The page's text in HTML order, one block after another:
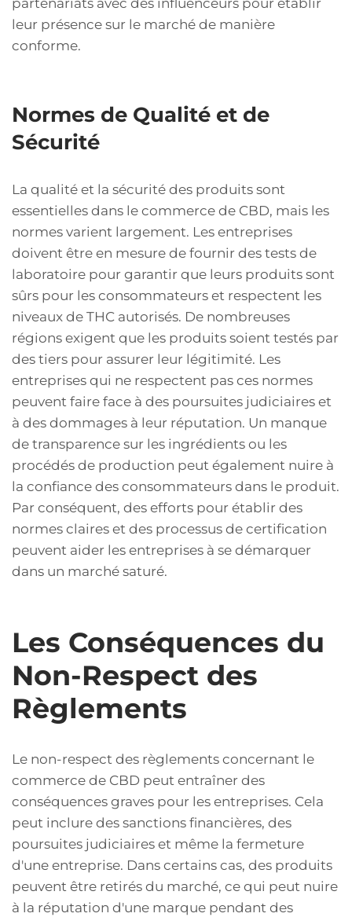
partenariats avec des influenceurs pour établir
leur présence sur le marché de manière
conforme.
Normes de Qualité et de
Sécurité
La qualité et la sécurité des produits sont
essentielles dans le commerce de CBD, mais les
normes varient largement. Les entreprises
doivent être en mesure de fournir des tests de
laboratoire pour garantir que leurs produits sont
sûrs pour les consommateurs et respectent les
niveaux de THC autorisés. De nombreuses
régions exigent que les produits soient testés par
des tiers pour assurer leur légitimité. Les
entreprises qui ne respectent pas ces normes
peuvent faire face à des poursuites judiciaires et
à des dommages à leur réputation. Un manque
de transparence sur les ingrédients ou les
procédés de production peut également nuire à
la confiance des consommateurs dans le produit.
Par conséquent, des efforts pour établir des
normes claires et des processus de certification
peuvent aider les entreprises à se démarquer
dans un marché saturé.
Les Conséquences du
Non-Respect des
Règlements
Le non-respect des règlements concernant le
commerce de CBD peut entraîner des
conséquences graves pour les entreprises. Cela
peut inclure des sanctions financières, des
poursuites judiciaires et même la fermeture
d'une entreprise. Dans certains cas, des produits
peuvent être retirés du marché, ce qui peut nuire
à la réputation d'une marque pendant des